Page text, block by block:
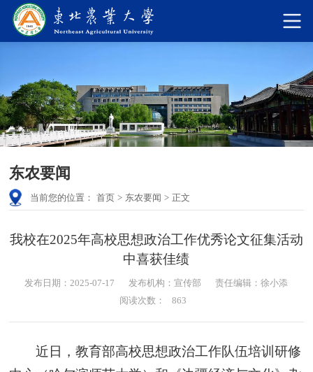
东农要闻
当前您的位置： 首页 > 东农要闻 > 正文
我校在2025年高校思想政治工作优秀论文征集活动
中喜获佳绩
发布日期：2025-07-17 发布机构：宣传部
责任编辑：徐小添
阅读次数：
863
近日，教育部高校思想政治工作队伍培训研修